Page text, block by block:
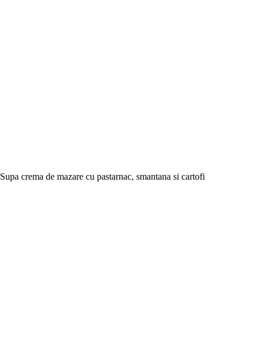
Supa crema de mazare cu pastarnac, smantana si cartofi